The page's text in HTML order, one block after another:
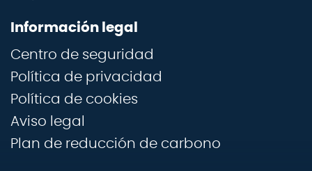
Información legal
Centro de seguridad
Política de privacidad
Política de cookies
Aviso legal
Plan de reducción de carbono